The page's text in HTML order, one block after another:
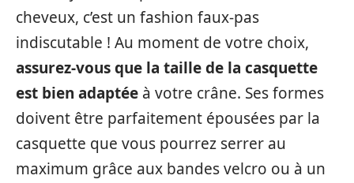
cheveux, c’est un fashion faux-pas
indiscutable ! Au moment de votre choix,
assurez-vous que la taille de la casquette
est bien adaptée à votre crâne. Ses formes
doivent être parfaitement épousées par la
casquette que vous pourrez serrer au
maximum grâce aux bandes velcro ou à un